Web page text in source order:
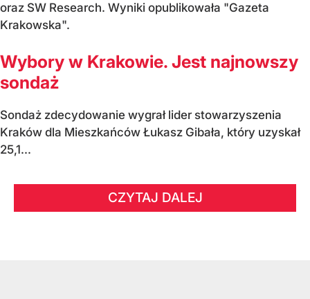
oraz SW Research. Wyniki opublikowała "Gazeta
Krakowska".
Wybory w Krakowie. Jest najnowszy
sondaż
Sondaż zdecydowanie wygrał lider stowarzyszenia
Kraków dla Mieszkańców Łukasz Gibała, który uzyskał
25,1...
CZYTAJ DALEJ